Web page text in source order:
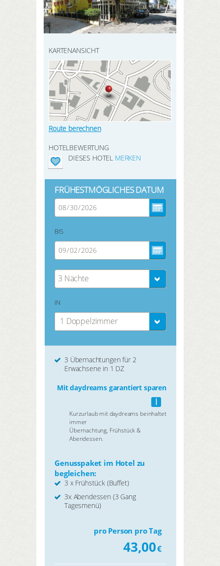
HIER REGISTRIEREN
Meine Buchungen
Meine Produkte
Meine Hotels
ANMELDEN
SUCHEN
KARTENANSICHT
Route berechnen
HOTELBEWERTUNG
DIESES HOTEL MERKEN
FRÜHESTMÖGLICHES DATUM
BIS
3 Nächte
IN
1 Doppelzimmer
3 Übernachtungen für 2
Erwachsene in 1 DZ
Mit daydreams garantiert sparen
i
Kurzurlaub mit daydreams beinhaltet
immer
Übernachtung, Frühstück &
Abendessen.
Genusspaket im Hotel zu
begleichen:
3 x Frühstück (Buffet)
3x Abendessen (3 Gang
Tagesmenü)
pro Person pro Tag
43,00€